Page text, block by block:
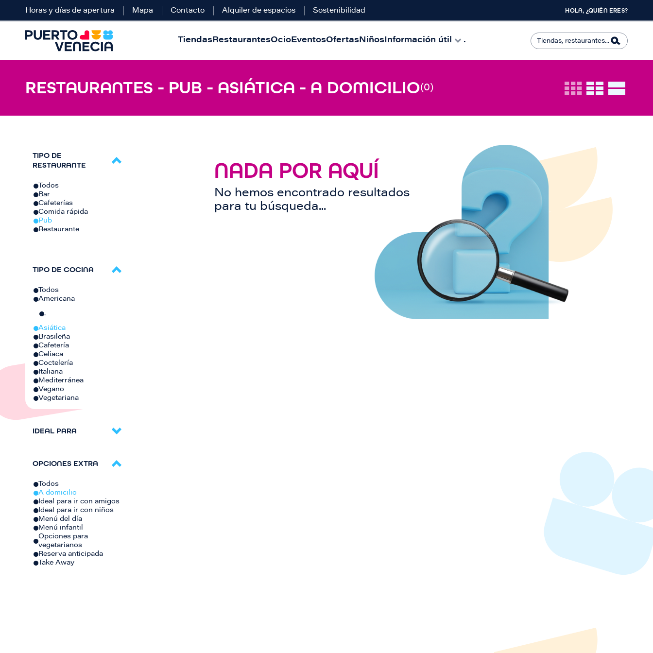
Horas y días de apertura Mapa Contacto Alquiler de espacios Sostenibilidad HOLA, ¿QUIÉN ERES?
TiendasRestaurantesOcioEventosOfertasNiñosInformación útil .
RESTAURANTES - PUB - ASIÁTICA - A DOMICILIO(0)
TIPO DE
RESTAURANTE
Todos
Bar
Cafeterías
Comida rápida
Pub
Restaurante
TIPO DE COCINA
Todos
Americana
.
Asiática
Brasileña
Cafetería
Celiaca
Coctelería
Italiana
Mediterránea
Vegano
Vegetariana
IDEAL PARA
OPCIONES EXTRA
Todos
A domicilio
Ideal para ir con amigos
Ideal para ir con niños
Menú del día
Menú infantil
Opciones para
vegetarianos
Reserva anticipada
Take Away
NADA POR AQUÍ
No hemos encontrado resultados
para tu búsqueda...